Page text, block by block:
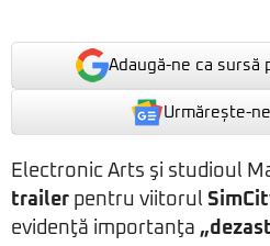
Adaugă-ne ca sursă
Urmărește-
Electronic Arts şi studioul
trailer pentru viitorul
evidenţă importanţa